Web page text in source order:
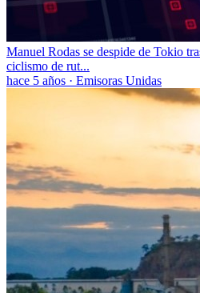
Manuel Rodas se despide de Tokio
ciclismo de rut...
hace 5 años · Emisoras Unidas